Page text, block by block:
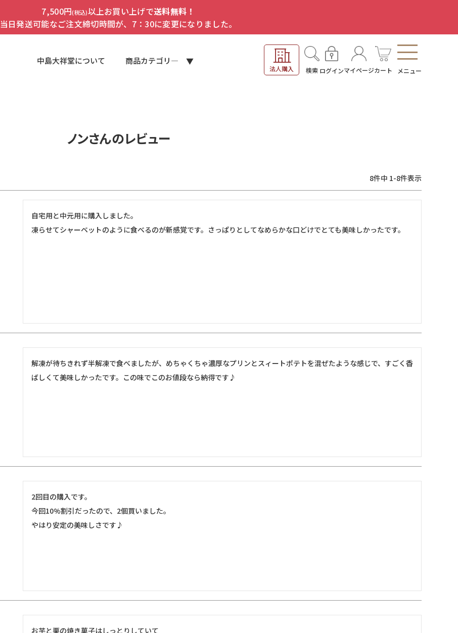
7,500円(税込)以上お買い上げで送料無料！
当日発送可能なご注文締切時間が、7：30に変更になりました。
中島大祥堂について 商品カテゴリ―
法人購入 検索 ログインマイページカート メニュー
ノンさんのレビュー
8件中 1-8件表示
自宅用と中元用に購入しました。
凍らせてシャーベットのように食べるのが新感覚です。さっぱりとしてなめらかな口どけでとても美味しかったです。
解凍が待ちきれず半解凍で食べましたが、めちゃくちゃ濃厚なプリンとスィートポテトを混ぜたような感じで、すごく香
ばしくて美味しかったです。この味でこのお値段なら納得です♪
2回目の購入です。
今回10%割引だったので、2個買いました。
やはり安定の美味しさです♪
お芋と栗の焼き菓子はしっとりしていて